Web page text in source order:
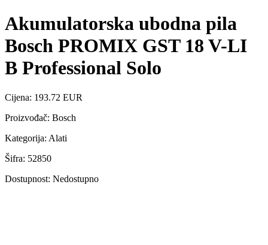
Akumulatorska ubodna pila
Bosch PROMIX GST 18 V-LI
B Professional Solo
Cijena: 193.72 EUR
Proizvođač: Bosch
Kategorija: Alati
Šifra: 52850
Dostupnost: Nedostupno